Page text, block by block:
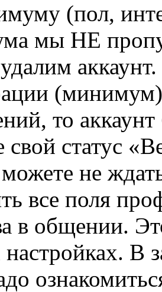
(пол,
мы НЕ
то
свой статус
не
все поля
в общении.
В